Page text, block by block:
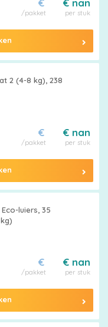
€ nan
per stuk
€
/pakket
2 (4-8 kg), 238
€ nan
per stuk
€
/pakket
luiers, 35
€ nan
per stuk
€
/pakket